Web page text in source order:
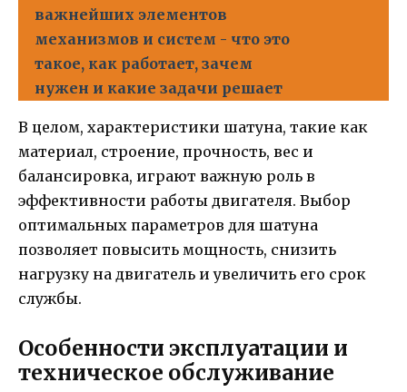
важнейших элементов
механизмов и систем - что это
такое, как работает, зачем
нужен и какие задачи решает
В целом, характеристики шатуна, такие как
материал, строение, прочность, вес и
балансировка, играют важную роль в
эффективности работы двигателя. Выбор
оптимальных параметров для шатуна
позволяет повысить мощность, снизить
нагрузку на двигатель и увеличить его срок
службы.
Особенности эксплуатации и
техническое обслуживание